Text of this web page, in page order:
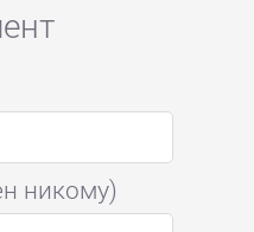
никому)